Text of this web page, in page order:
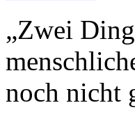
„Zwei
noch nicht